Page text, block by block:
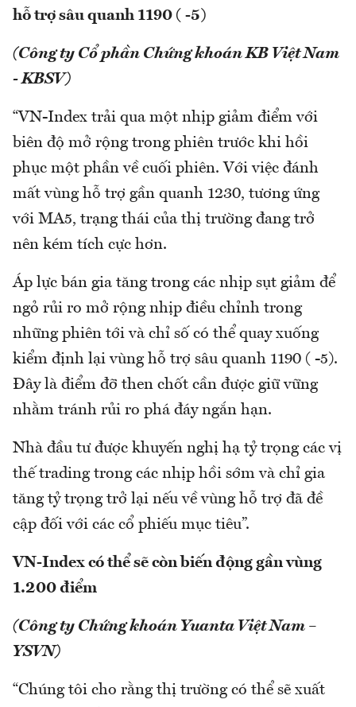
hỗ trợ sâu quanh 1190 ( -5)
(Công ty Cổ phần Chứng khoán KB Việt Nam
- KBSV)
“VN-Index trải qua một nhịp giảm điểm với
biên độ mở rộng trong phiên trước khi hồi
phục một phần về cuối phiên. Với việc đánh
mất vùng hỗ trợ gần quanh 1230, tương ứng
với MA5, trạng thái của thị trường đang trở
nên kém tích cực hơn.
Áp lực bán gia tăng trong các nhịp sụt giảm để
ngỏ rủi ro mở rộng nhịp điều chỉnh trong
những phiên tới và chỉ số có thể quay xuống
kiểm định lại vùng hỗ trợ sâu quanh 1190 ( -5).
Đây là điểm đỡ then chốt cần được giữ vững
nhằm tránh rủi ro phá đáy ngắn hạn.
Nhà đầu tư được khuyến nghị hạ tỷ trọng các vị
thế trading trong các nhịp hồi sớm và chỉ gia
tăng tỷ trọng trở lại nếu về vùng hỗ trợ đã đề
cập đối với các cổ phiếu mục tiêu”.
VN-Index có thể sẽ còn biến động gần vùng
1.200 điểm
(Công ty Chứng khoán Yuanta Việt Nam –
YSVN)
“Chúng tôi cho rằng thị trường có thể sẽ xuất